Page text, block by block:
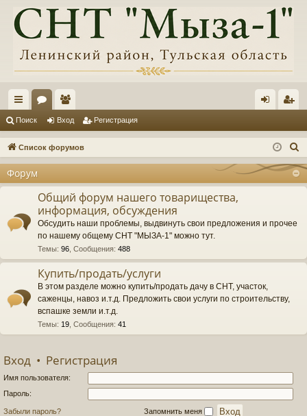
с
ы
и
ум
ол
ьз
ат
ел
и
д ис
ац
Поиск Вход Регистрация
Список форумов
Форум
Общий форум нашего товарищества,
информация, обсуждения
Обсудить наши проблемы, выдвинуть свои предложения и прочее
по нашему общему СНТ "МЫЗА-1" можно тут.
Темы: 96 Сообщения: 488
Купить/продать/услуги
В этом разделе можно купить/продать дачу в СНТ, участок,
саженцы, навоз и.т.д. Предложить свои услуги по строительству,
вспашке земли и.т.д.
Темы: 19 Сообщения: 41
Вход • Регистрация
Имя пользователя:
Пароль:
Забыли пароль? Запомнить меня